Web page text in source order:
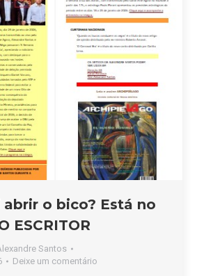
o bico? Está no
ESCRITOR
Santos
Deixe um comentário